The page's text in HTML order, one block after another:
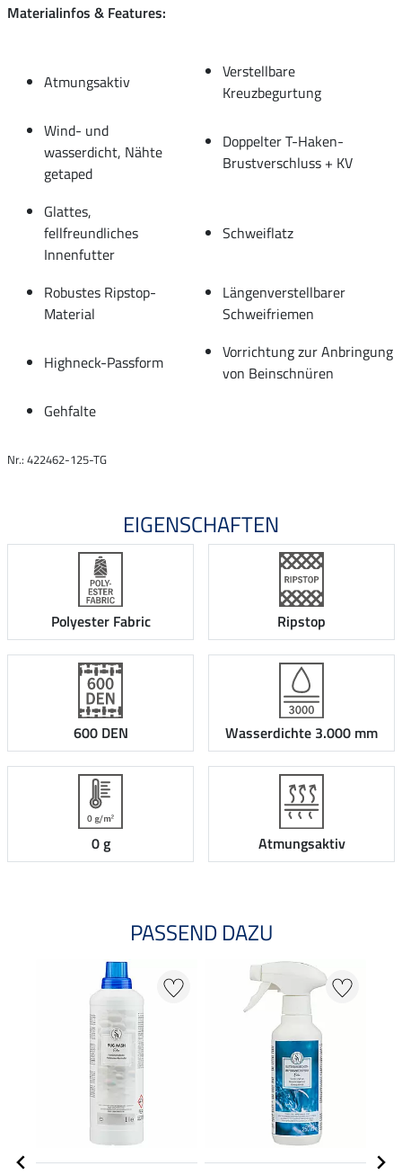
Materialinfos & Features:
Atmungsaktiv
Verstellbare
Kreuzbegurtung
Wind- und
wasserdicht, Nähte
getaped
Doppelter T-Haken-
Brustverschluss + KV
Glattes,
fellfreundliches
Innenfutter
Schweiflatz
Robustes Ripstop-
Material
Längenverstellbarer
Schweifriemen
Highneck-Passform
Vorrichtung zur Anbringung
von Beinschnüren
Gehfalte
Nr.: 422462-125-TG
EIGENSCHAFTEN
Polyester Fabric Ripstop
600 DEN Wasserdichte 3.000 mm
0 g Atmungsaktiv
PASSEND DAZU